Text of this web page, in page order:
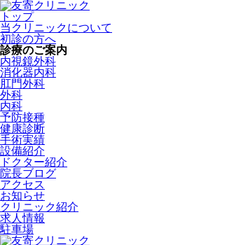
トップ
当クリニックについて
初診の方へ
診療のご案内
内視鏡外科
消化器内科
肛門外科
外科
内科
予防接種
健康診断
手術実績
設備紹介
ドクター紹介
院長ブログ
アクセス
お知らせ
クリニック紹介
求人情報
駐車場